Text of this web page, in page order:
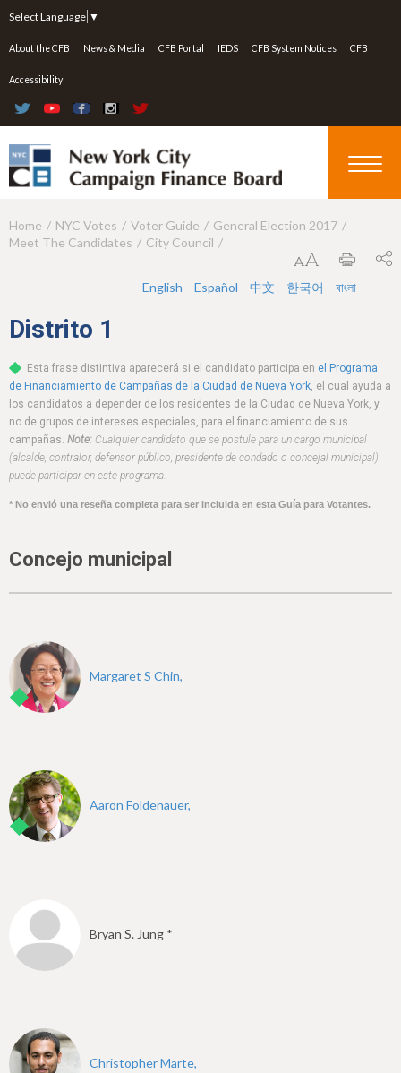
Select Language ▼
About the CFB News & Media CFB Portal IEDS CFB System Notices CFB
Accessibility
Y
a
e
h
e
r
e
Home NYC Votes Voter Guide
General Election 2017
Meet The Candidates
City Council
English Español 中文 한국어 বাংলা
Distrito 1
Esta frase distintiva aparecerá si el candidato participa en el Programa
de Financiamiento de Campañas de la Ciudad de Nueva York, el cual ayuda a
los candidatos a depender de los residentes de la Ciudad de Nueva York, y
no de grupos de intereses especiales, para el financiamiento de sus
campañas. Note: Cualquier candidato que se postule para un cargo municipal
(alcalde, contralor, defensor público, presidente de condado o concejal municipal)
puede participar en este programa.
* No envió una reseña completa para ser incluida en esta Guía para Votantes.
Concejo municipal
Margaret S Chin,
Aaron Foldenauer,
Bryan S. Jung *
Christopher Marte,